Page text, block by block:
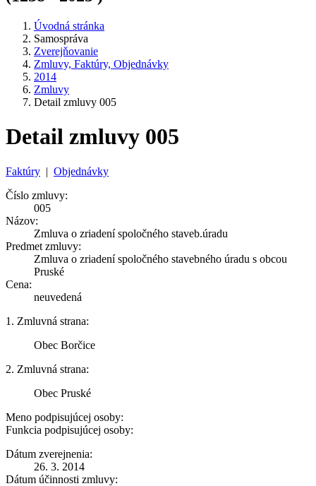
Úvodná stránka
Samospráva
Zverejňovanie
Zmluvy, Faktúry, Objednávky
2014
Zmluvy
Detail zmluvy 005
Detail zmluvy 005
Faktúry | Objednávky
Číslo zmluvy:
005
Názov:
Zmluva o zriadení spoločného staveb.úradu
Predmet zmluvy:
Zmluva o zriadení spoločného stavebného úradu s obcou
Pruské
Cena:
neuvedená
1. Zmluvná strana:
Obec Borčice
2. Zmluvná strana:
Obec Pruské
Meno podpisujúcej osoby:
Funkcia podpisujúcej osoby:
Dátum zverejnenia:
26. 3. 2014
Dátum účinnosti zmluvy: